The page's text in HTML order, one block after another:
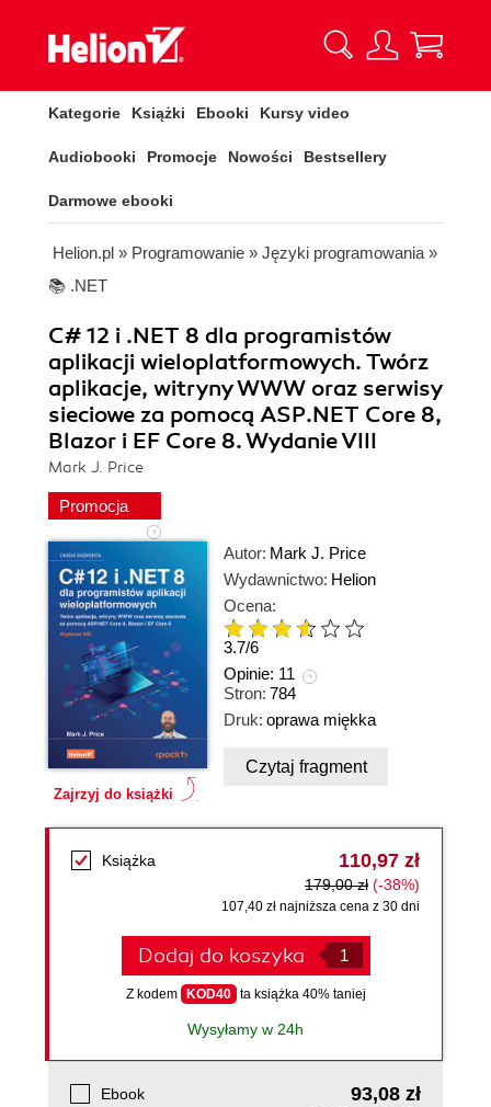
Kategorie Książki Ebooki Kursy video
Audiobooki Promocje Nowości Bestsellery
Darmowe ebooki
Helion.pl » Programowanie » Języki programowania »
📚 .NET
C# 12 i .NET 8 dla programistów
aplikacji wieloplatformowych. Twórz
aplikacje, witryny WWW oraz serwisy
sieciowe za pomocą ASP.NET Core 8,
Blazor i EF Core 8. Wydanie VIII
Mark J. Price
Promocja
Zajrzyj do książki
Autor: Mark J. Price
Wydawnictwo: Helion
Ocena:
3.7/6
Opinie: 11
Stron: 784
Druk: oprawa miękka
Czytaj fragment
Książka 110,97 zł
179,00 zł (-38%)
107,40 zł najniższa cena z 30 dni
Dodaj do koszyka
Z kodem KOD40 ta książka 40% taniej
Wysyłamy w 24h
Ebook 93,08 zł